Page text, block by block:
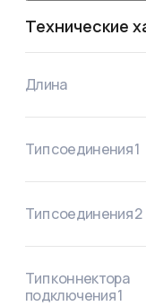
Технические
Длина
Тип соединения 1
Тип соединения 2
Тип коннектора
подключения 1